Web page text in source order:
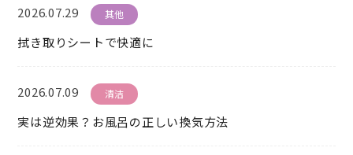
2026.07.29 其他
拭き取りシートで快適に
2026.07.09 清洁
実は逆効果？お風呂の正しい換気方法